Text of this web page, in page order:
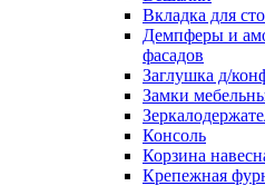
Вкладка для
Демпферы и
фасадов
Заглушка д/
Замки
Консоль
Корзина
Крепежная